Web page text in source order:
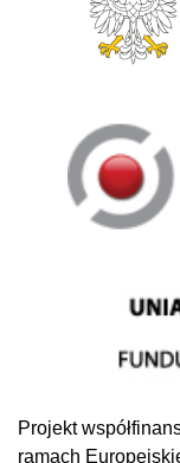
Projekt
ramach